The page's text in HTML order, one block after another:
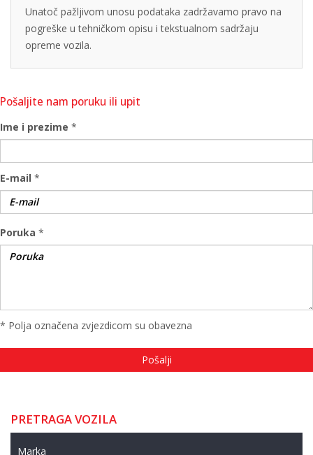
Unatoč pažljivom unosu podataka zadržavamo pravo na
pogreške u tehničkom opisu i tekstualnom sadržaju
opreme vozila.
Pošaljite nam poruku ili upit
Ime i prezime *
E-mail *
Poruka *
* Polja označena zvjezdicom su obavezna
PRETRAGA VOZILA
Marka